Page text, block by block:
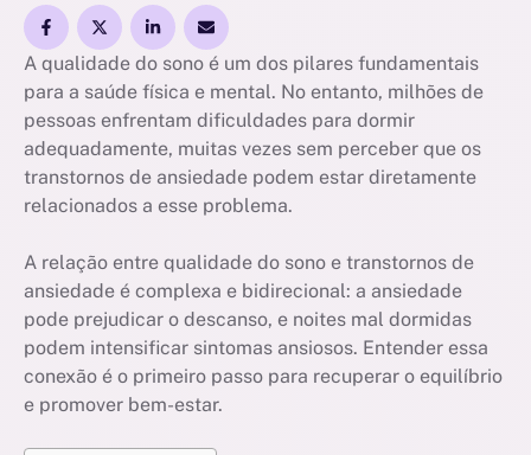
A qualidade do sono é um dos pilares fundamentais
para a saúde física e mental. No entanto, milhões de
pessoas enfrentam dificuldades para dormir
adequadamente, muitas vezes sem perceber que os
transtornos de ansiedade podem estar diretamente
relacionados a esse problema.
A relação entre qualidade do sono e transtornos de
ansiedade é complexa e bidirecional: a ansiedade
pode prejudicar o descanso, e noites mal dormidas
podem intensificar sintomas ansiosos. Entender essa
conexão é o primeiro passo para recuperar o equilíbrio
e promover bem-estar.